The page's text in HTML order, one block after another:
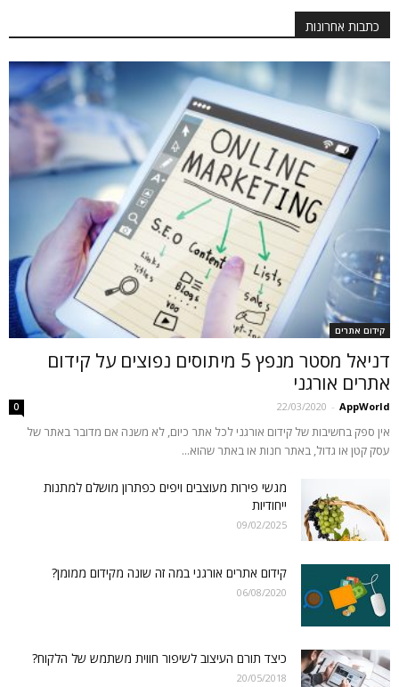
כתבות אחרונות
קידום אתרים
דניאל מסטר מנפץ 5 מיתוסים נפוצים על קידום
אתרים אורגני
AppWorld
-
22/03/2020
0
אין ספק בחשיבות של קידום אורגני לכל אתר כיום, לא משנה אם מדובר באתר של
עסק קטן או גדול, באתר חנות או באתר שהוא...
מגשי פירות מעוצבים ויפים כפתרון מושלם למתנות
ייחודיות
09/02/2025
קידום אתרים אורגני במה זה שונה מקידום ממומן?
06/08/2020
כיצד תורם העיצוב לשיפור חווית משתמש של הלקוח?
20/05/2018